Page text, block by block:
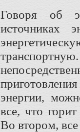
Говоря об
источниках
энергии,
все, что
Во втором,